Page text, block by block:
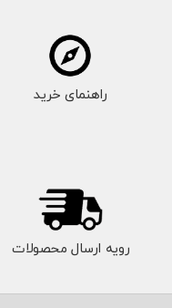
راهنمای خرید
رویه ارسال محصولات